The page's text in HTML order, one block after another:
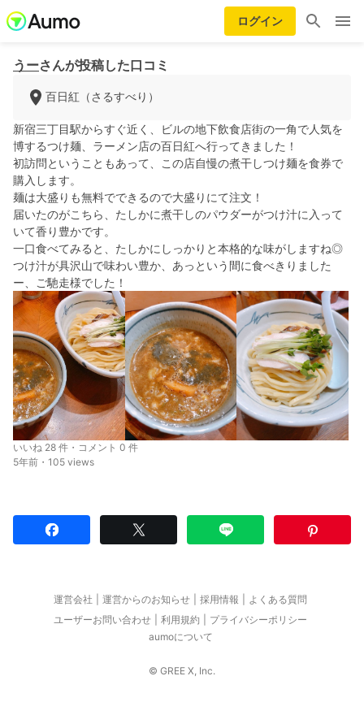
ログイン
うーさんが投稿した口コミ
百日紅（さるすべり）
新宿三丁目駅からすぐ近く、ビルの地下飲食店街の一角で人気を
博するつけ麺、ラーメン店の百日紅へ行ってきました！
初訪問ということもあって、この店自慢の煮干しつけ麺を食券で
購入します。
麺は大盛りも無料でできるので大盛りにて注文！
届いたのがこちら、たしかに煮干しのパウダーがつけ汁に入って
いて香り豊かです。
一口食べてみると、たしかにしっかりと本格的な味がしますね◎
つけ汁が具沢山で味わい豊か、あっという間に食べきりました
ー、ご馳走様でした！
いいね 28 件・コメント 0 件
5年前・105 views
運営会社 運営からのお知らせ 採用情報
よくある質問
ユーザーお問い合わせ
利用規約
プライバシーポリシー
aumoについて
© GREE X, Inc.